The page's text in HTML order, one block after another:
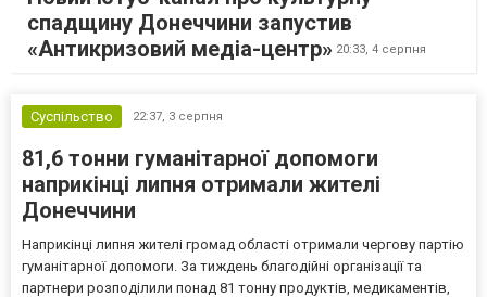
спадщину Донеччини запустив
«Антикризовий медіа-центр» 20:33, 4 серпня
Суспільство 22:37, 3 серпня
81,6 тонни гуманітарної допомоги
наприкінці липня отримали жителі
Донеччини
Наприкінці липня жителі громад області отримали чергову партію
гуманітарної допомоги. За тиждень благодійні організації та
партнери розподілили понад 81 тонну продуктів, медикаментів,